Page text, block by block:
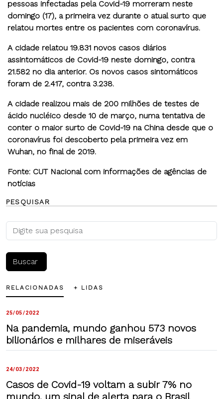
pessoas infectadas pela Covid-19 morreram neste
domingo (17), a primeira vez durante o atual surto que
relatou mortes entre os pacientes com coronavírus.
A cidade relatou 19.831 novos casos diários
assintomáticos de Covid-19 neste domingo, contra
21.582 no dia anterior. Os novos casos sintomáticos
foram de 2.417, contra 3.238.
A cidade realizou mais de 200 milhões de testes de
ácido nucléico desde 10 de março, numa tentativa de
conter o maior surto de Covid-19 na China desde que o
coronavírus foi descoberto pela primeira vez em
Wuhan, no final de 2019.
Fonte: CUT Nacional com informações de agências de
notícias
PESQUISAR
RELACIONADAS + LIDAS
25/05/2022
Na pandemia, mundo ganhou 573 novos
bilionários e milhares de miseráveis
24/03/2022
Casos de Covid-19 voltam a subir 7% no